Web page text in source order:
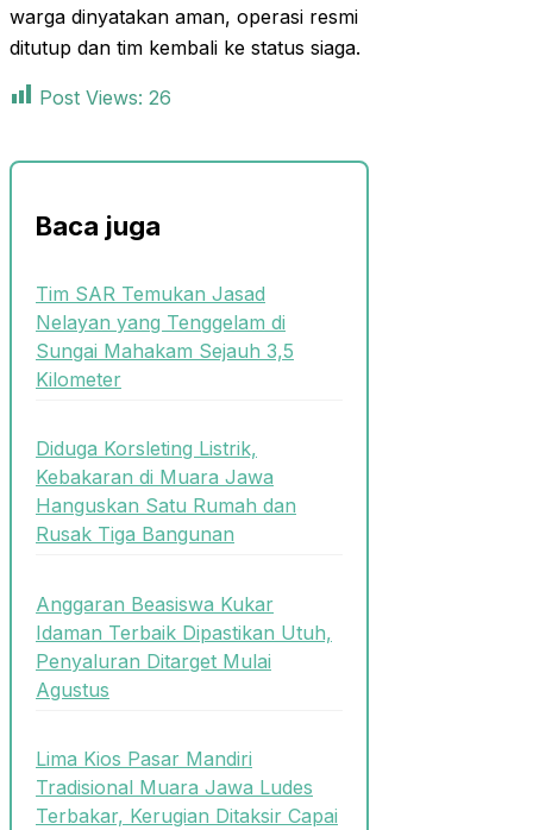
warga dinyatakan aman, operasi resmi
ditutup dan tim kembali ke status siaga.
Post Views: 26
Baca juga
Tim SAR Temukan Jasad
Nelayan yang Tenggelam di
Sungai Mahakam Sejauh 3,5
Kilometer
Diduga Korsleting Listrik,
Kebakaran di Muara Jawa
Hanguskan Satu Rumah dan
Rusak Tiga Bangunan
Anggaran Beasiswa Kukar
Idaman Terbaik Dipastikan Utuh,
Penyaluran Ditarget Mulai
Agustus
Lima Kios Pasar Mandiri
Tradisional Muara Jawa Ludes
Terbakar, Kerugian Ditaksir Capai